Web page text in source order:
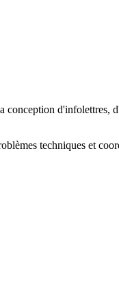
conception d'infolettres,
techniques et